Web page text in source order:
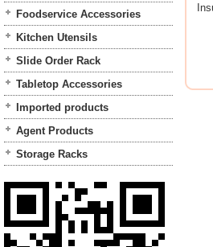
Foodservice Accessories
Kitchen Utensils
Slide Order Rack
Tabletop Accessories
Imported products
Agent Products
Storage Racks